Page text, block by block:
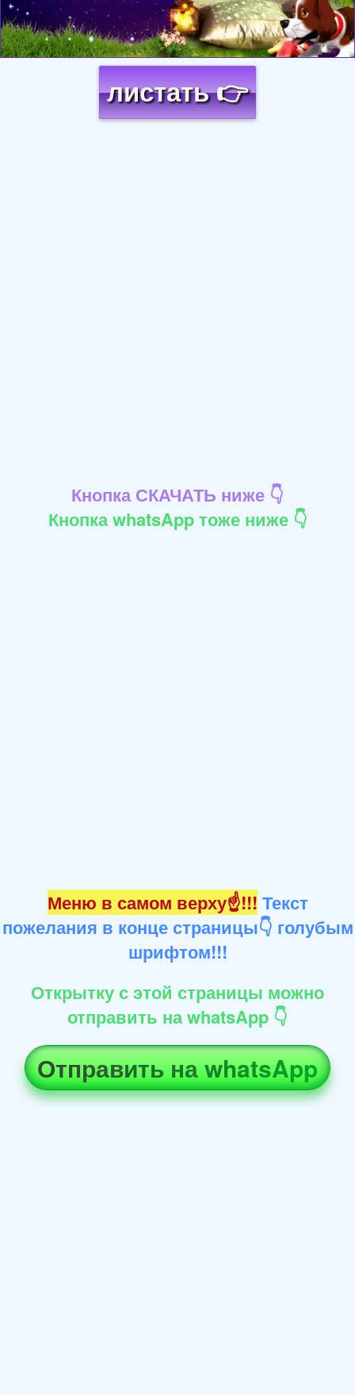
листать 👉
Кнопка СКАЧАТЬ ниже 👇
Кнопка whatsApp тоже ниже 👇
Меню в самом верху☝!!! Текст
пожелания в конце страницы👇 голубым
шрифтом!!!
Открытку с этой страницы можно
отправить на whatsApp 👇
Отправить на whatsApp